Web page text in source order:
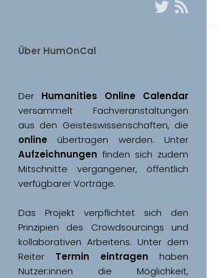
Über HumOnCal
Der
versammelt Fachveranstaltungen
online
Aufzeichnungen finden sich zudem
Mitschnitte vergangener, öffentlich
Das Projekt verpflichtet sich den
Prinzipien des Crowdsourcings und
kollaborativen Arbeitens. Unter dem
Reiter Termin eintragen haben
Nutzer:innen die Möglichkeit,